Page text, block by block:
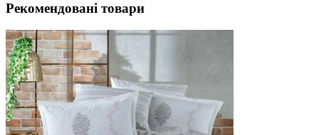
Рекомендовані товари